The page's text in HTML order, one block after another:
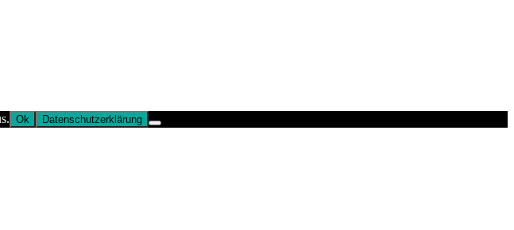
Ok Datenschutzerklärung